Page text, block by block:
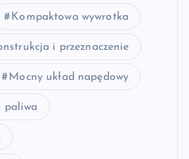
Kompaktowa wywrotka
i przeznaczenie
Mocny układ napędowy
paliwa